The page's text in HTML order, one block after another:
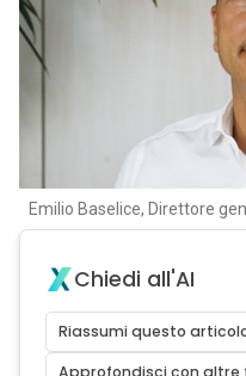
Emilio Baselice, Direttore
Chiedi all'AI
Riassumi questo
Approfondisci con altre